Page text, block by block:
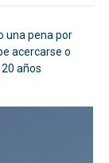
una pena por
acercarse o
años